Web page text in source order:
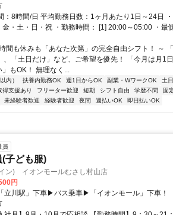
：8時間/日 平均勤務日数：1ヶ月あたり1日～24日 ・
金・土・日・祝 ・勤務時間： [1] 20:00～05:00 ・最
間も休みも「あなた次第」の完全自由シフト！ ～ 「
、「土日だけ」など、ご希望を優先！ 「今月は月1
もOK！ 無理なく...
内） 扶養内勤務OK 週1日からOK 副業・WワークOK
土
得支援あり フリーター歓迎 短期 シフト自由 学歴不問
固
未経験者歓迎 経験者歓迎 夜間 週払いOK 即日払いOK
員
子ども服)
ン) イオンモールむさし村山店
円
立川駅」下車▶バス乗車▶「イオンモール」下車！